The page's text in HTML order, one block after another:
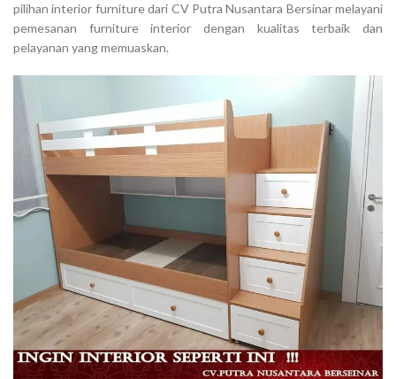
pilihan interior furniture dari CV Putra Nusantara Bersinar melayani
pemesanan furniture interior dengan kualitas terbaik dan
pelayanan yang memuaskan.